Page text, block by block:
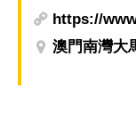
https://
澳門南灣大